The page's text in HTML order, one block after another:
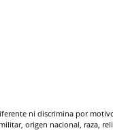
ni discrimina por
origen nacional, raza,